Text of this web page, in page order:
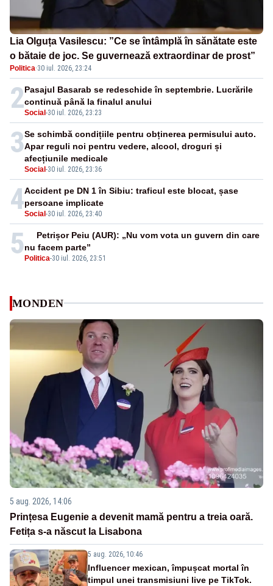
Lia Olguța Vasilescu: ”Ce se întâmplă în sănătate este
o bătaie de joc. Se guvernează extraordinar de prost”
Politica·30 iul. 2026, 23:24
2Social-30 iul. 2026, 23:23
Pasajul Basarab se redeschide în septembrie. Lucrările
continuă până la finalul anului
3
Social-30 iul. 2026, 23:36
Se schimbă condițiile pentru obținerea permisului auto.
Apar reguli noi pentru vedere, alcool, droguri și
afecțiunile medicale
4Social-30 iul. 2026, 23:40
Accident pe DN 1 în Sibiu: traficul este blocat, șase
persoane implicate
5Politica-30 iul. 2026, 23:51
Petrișor Peiu (AUR): „Nu vom vota un guvern din care
nu facem parte”
MONDEN
5 aug. 2026, 14:06
Prințesa Eugenie a devenit mamă pentru a treia oară.
Fetița s-a născut la Lisabona
5 aug. 2026, 10:46
Influencer mexican, împușcat mortal în
timpul unei transmisiuni live pe TikTok.